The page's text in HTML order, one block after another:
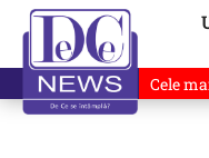
Cele